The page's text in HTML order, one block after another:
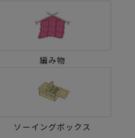
編み物
ソーイングボックス